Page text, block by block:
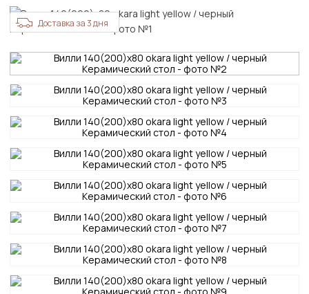
Доставка за 3 дня